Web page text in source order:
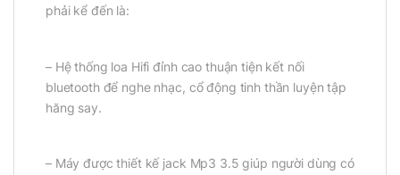
phải kể đến là:
– Hệ thống loa Hifi đỉnh cao thuận tiện kết nối
bluetooth để nghe nhạc, cổ động tinh thần luyện tập
hăng say.
– Máy được thiết kế jack Mp3 3.5 giúp người dùng có